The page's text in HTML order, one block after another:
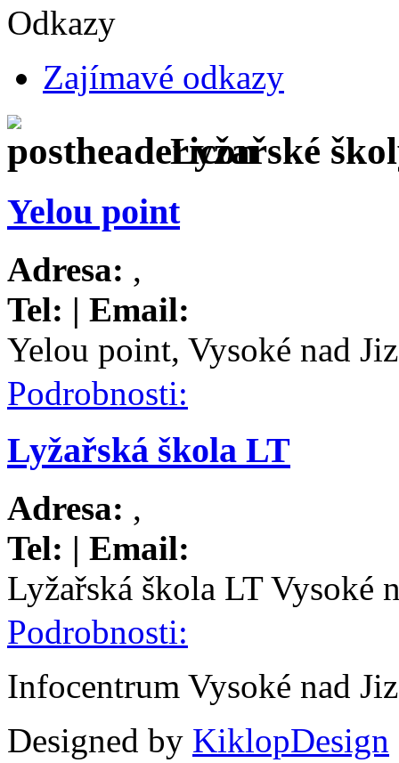
Odkazy
Zajímavé odkazy
Lyžařské
Yelou point
Adresa: ,
Tel: | Email:
Yelou point, Vysoké nad
Podrobnosti:
Lyžařská škola LT
Adresa: ,
Tel: | Email:
Lyžařská škola LT Vysoké
Podrobnosti:
Infocentrum Vysoké nad
Designed by KiklopDesign